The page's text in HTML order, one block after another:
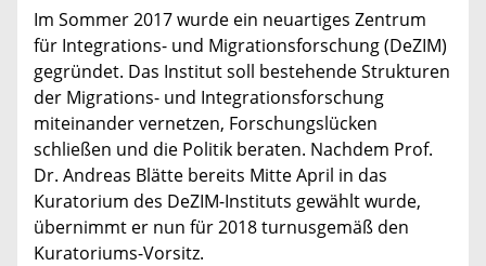
Im Sommer 2017 wurde ein neuartiges Zentrum
für Integrations- und Migrationsforschung (DeZIM)
gegründet. Das Institut soll bestehende Strukturen
der Migrations- und Integrationsforschung
miteinander vernetzen, Forschungslücken
schließen und die Politik beraten. Nachdem Prof.
Dr. Andreas Blätte bereits Mitte April in das
Kuratorium des DeZIM-Instituts gewählt wurde,
übernimmt er nun für 2018 turnusgemäß den
Kuratoriums-Vorsitz.